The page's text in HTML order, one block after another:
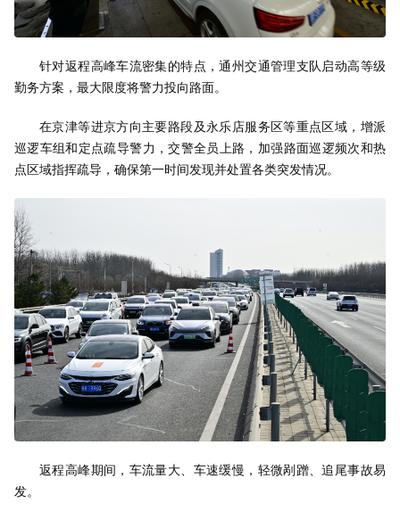
针对返程高峰车流密集的特点，通州交通管理支队启动高等级
勤务方案，最大限度将警力投向路面。
在京津等进京方向主要路段及永乐店服务区等重点区域，增派
巡逻车组和定点疏导警力，交警全员上路，加强路面巡逻频次和热
点区域指挥疏导，确保第一时间发现并处置各类突发情况。
返程高峰期间，车流量大、车速缓慢，轻微剐蹭、追尾事故易
发。